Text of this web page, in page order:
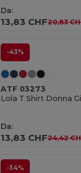
Da:
13,83 CHF20,83
-43%
ATF 03273
Lola T Shirt Donna
Da:
13,83 CHF24,42
-34%